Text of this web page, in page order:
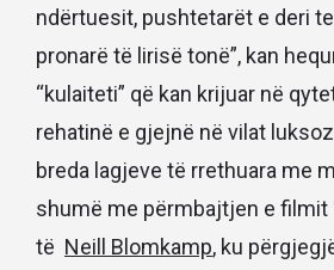
ndërtuesit, pushtetarët e deri
pronarë të lirisë tonë”, kan
“kulaiteti” që kan krijuar në
rehatinë e gjejnë në vilat
breda lagjeve të rrethuara me
shumë me përmbajtjen e filmit
të Neill Blomkamp, ku